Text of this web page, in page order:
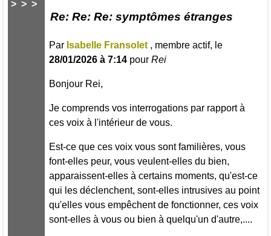
> > >
Re: Re: Re: symptômes étranges
Par Isabelle Fransolet , membre actif, le
28/01/2026 à 7:14 pourRei
Bonjour Rei,
Je comprends vos interrogations par rapport à
ces voix à l'intérieur de vous.
Est-ce que ces voix vous sont familières, vous
font-elles peur, vous veulent-elles du bien,
apparaissent-elles à certains moments, qu'est-ce
qui les déclenchent, sont-elles intrusives au point
qu'elles vous empêchent de fonctionner, ces voix
sont-elles à vous ou bien à quelqu'un d'autre,....